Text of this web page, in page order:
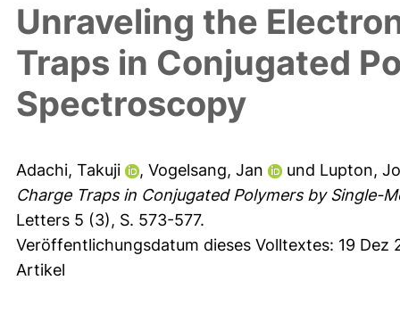
Unraveling the
Traps in Conjugated
Spectroscopy
Adachi, Takuji , Vogelsang, Jan und Lupton,
Charge Traps in Conjugated Polymers by Single-
Letters 5 (3), S. 573-577.
Veröffentlichungsdatum dieses Volltextes: 19 Dez
Artikel